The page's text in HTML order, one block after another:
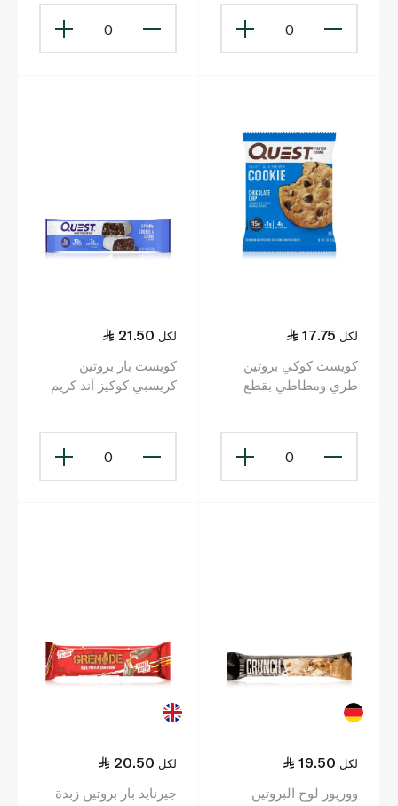
0
0
17.75 لكل
كويست كوكي بروتين
طري ومطاطي بقطع
0
21.50 لكل
كويست بار بروتين
كريسبي كوكيز آند كريم
0
19.50 لكل
ووريور لوح البروتين
20.50 لكل
جيرنايد بار بروتين زبدة